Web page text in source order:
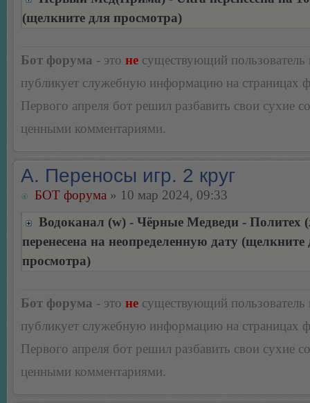
(щелкните для просмотра)
Бот форума - это не существующий пользователь
публикует служебную информацию на страницах
Первого апреля бот решил разбавить свои сухие
ценными комментариями.
А. Переносы игр. 2 круг
БОТ форума » 10 мар 2024, 09:33
Водоканал (w) - Чёрные Медведи - Политех
перенесена на неопределенную дату (щелкните
просмотра)
Бот форума - это не существующий пользователь
публикует служебную информацию на страницах
Первого апреля бот решил разбавить свои сухие
ценными комментариями.